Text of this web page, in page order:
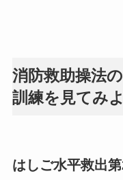
消防救助操法
訓練を見てみ
はしご水平救出